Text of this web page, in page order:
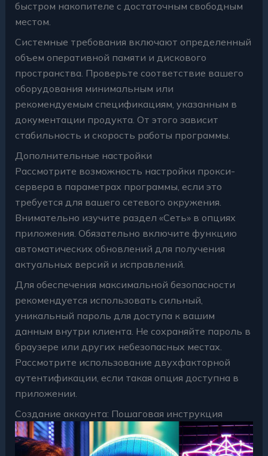
быстром накопителе с достаточным свободным
местом.
Системные требования включают определенный
объем оперативной памяти и дискового
пространства. Проверьте соответствие вашего
оборудования минимальным или
рекомендуемым спецификациям, указанным в
документации продукта. От этого зависит
стабильность и скорость работы программы.
Дополнительные настройки
Рассмотрите возможность настройки прокси-
сервера в параметрах программы, если это
требуется для вашего сетевого окружения.
Внимательно изучите раздел «Сеть» в опциях
приложения. Обязательно включите функцию
автоматических обновлений для получения
актуальных версий и исправлений.
Для обеспечения максимальной безопасности
рекомендуется использовать сильный,
уникальный пароль для доступа к вашим
данным внутри клиента. Не сохраняйте пароль в
браузере или других небезопасных местах.
Рассмотрите использование двухфакторной
аутентификации, если такая опция доступна в
приложении.
Создание аккаунта: Пошаговая инструкция